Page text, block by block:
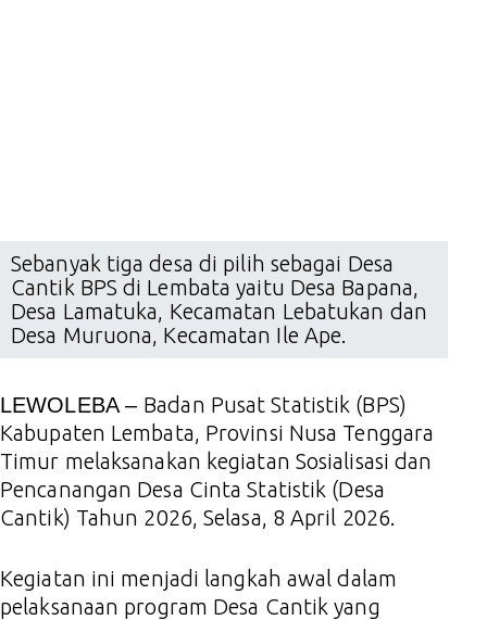
Sebanyak tiga desa di pilih sebagai Desa
Cantik BPS di Lembata yaitu Desa Bapana,
Desa Lamatuka, Kecamatan Lebatukan dan
Desa Muruona, Kecamatan Ile Ape.
LEWOLEBA – Badan Pusat Statistik (BPS)
Kabupaten Lembata, Provinsi Nusa Tenggara
Timur melaksanakan kegiatan Sosialisasi dan
Pencanangan Desa Cinta Statistik (Desa
Cantik) Tahun 2026, Selasa, 8 April 2026.
Kegiatan ini menjadi langkah awal dalam
pelaksanaan program Desa Cantik yang